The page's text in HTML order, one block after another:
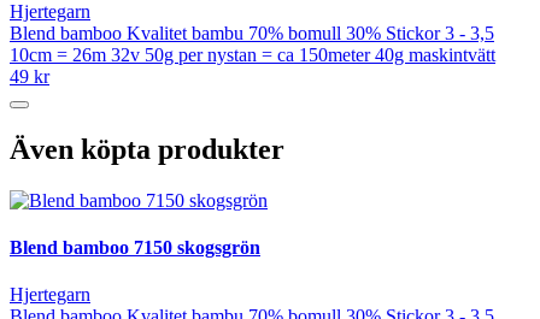
Hjertegarn
Blend bamboo Kvalitet bambu 70% bomull 30% Stickor 3 - 3,5
10cm = 26m 32v 50g per nystan = ca 150meter 40g maskintvätt
49 kr
Även köpta produkter
Blend bamboo 7150 skogsgrön
Hjertegarn